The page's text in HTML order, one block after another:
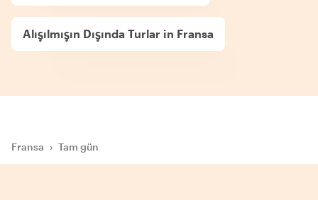
Alışılmışın Dışında Turlar in Fransa
Fransa › Tam gün